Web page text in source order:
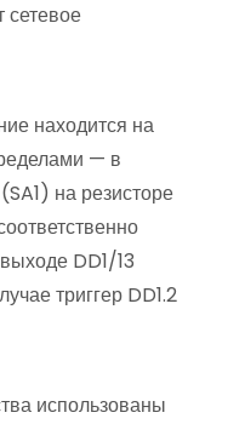
сетевое
находится на
— в
на резисторе
DD1/13
триггер DD1.2
использованы